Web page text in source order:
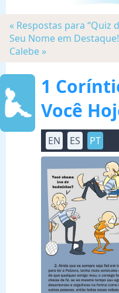
« Respostas para “Quiz
Seu Nome em Destaque!
Calebe »
1
Você
EN ES PT